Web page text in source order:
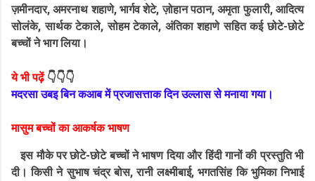
ज़मीनदार, अमरनाथ शहाणे, भार्गव शेटे, ज़ोहान पठान, अमृता फुलारी, आदित्य
सोलंके, सार्थक टेकाले, सोहम टेकाले, अंतिका शहाणे सहित कई छोटे-छोटे
बच्चों ने भाग लिया।
ये भी पढ़ें👇👇👇
मदरसा उबइ बिन कआब में प्रजासत्ताक दिन उल्लास से मनाया गया।
मासुम बच्चों का आकर्षक भाषण
इस मौके पर छोटे-छोटे बच्चों ने भाषण दिया और हिंदी गानों की प्रस्तुति भी
दी। किसी ने सुभाष चंद्र बोस, रानी लक्ष्मीबाई, भगतसिंह कि भुमिका निभाई